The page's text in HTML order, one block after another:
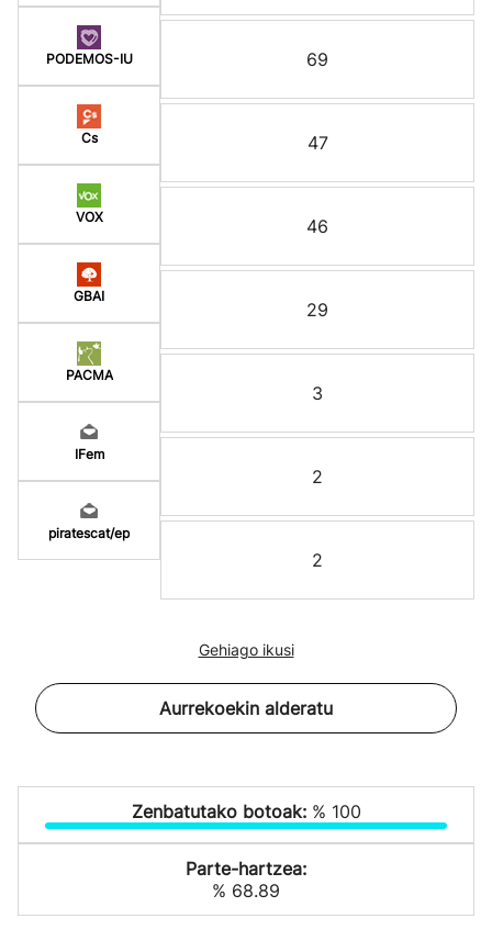
PODEMOS-IU
Cs
VOX
GBAI
PACMA
IFem
piratescat/ep
69
47
46
29
3
2
2
Gehiago ikusi
Aurrekoekin alderatu
Zenbatutako botoak: % 100
Parte-hartzea:
% 68.89